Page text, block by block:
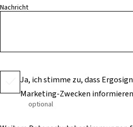
Nachricht
Ja, ich stimme zu, dass
Marketing-Zwecken
optional